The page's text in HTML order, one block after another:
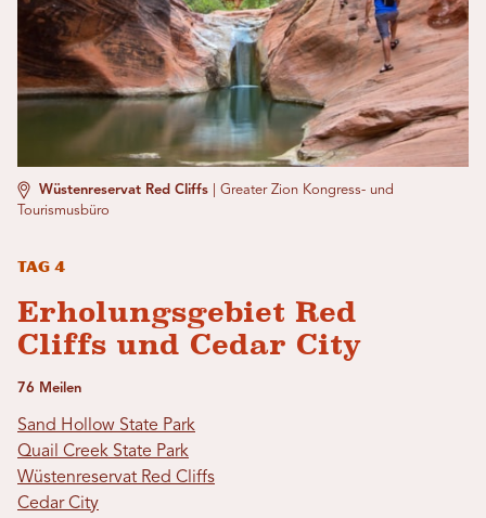
Wüstenreservat Red Cliffs
Greater Zion Kongress- und
Tourismusbüro
Tag 4
Erholungsgebiet Red
Cliffs und Cedar City
76 Meilen
Sand Hollow State Park
Quail Creek State Park
Wüstenreservat Red Cliffs
Cedar City